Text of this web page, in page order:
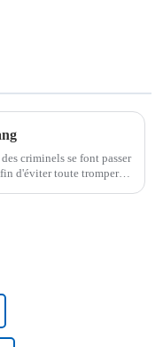
criminels se font passer
d'éviter toute tromperie